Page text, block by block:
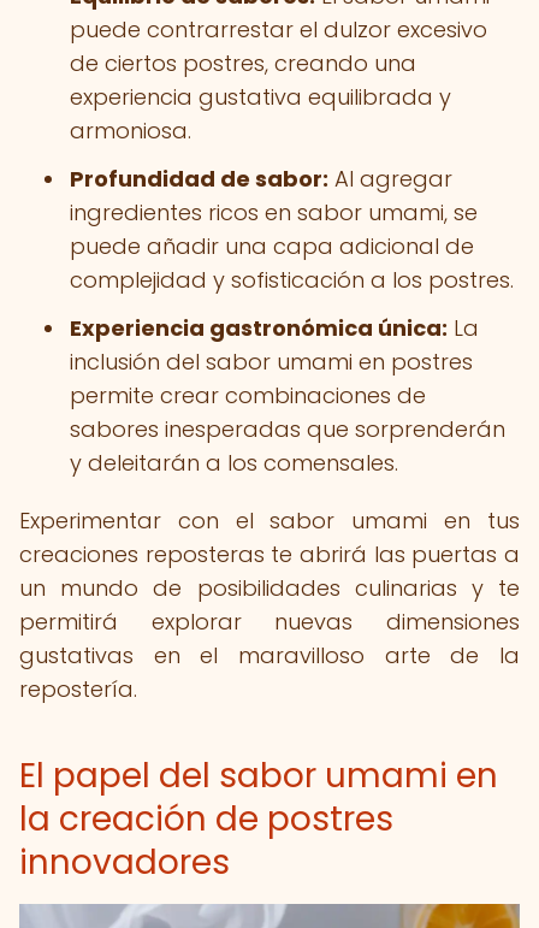
puede contrarrestar el dulzor excesivo
de ciertos postres, creando una
experiencia gustativa equilibrada y
armoniosa.
Profundidad de sabor: Al agregar
ingredientes ricos en sabor umami, se
puede añadir una capa adicional de
complejidad y sofisticación a los postres.
Experiencia gastronómica única: La
inclusión del sabor umami en postres
permite crear combinaciones de
sabores inesperadas que sorprenderán
y deleitarán a los comensales.
Experimentar con el sabor umami en tus
creaciones reposteras te abrirá las puertas a
un mundo de posibilidades culinarias y te
permitirá explorar nuevas dimensiones
gustativas en el maravilloso arte de la
repostería.
El papel del sabor umami en
la creación de postres
innovadores